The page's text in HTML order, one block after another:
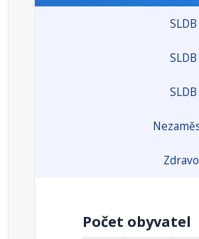
Počet obyvatel